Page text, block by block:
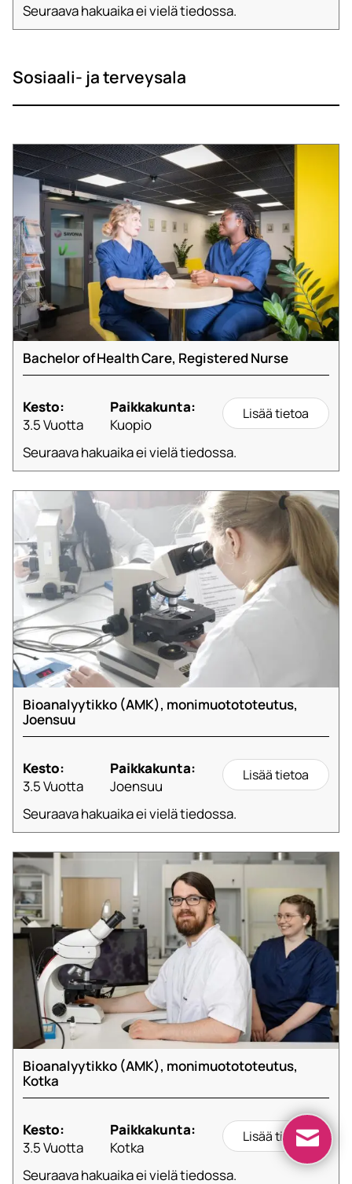
Seuraava hakuaika ei vielä tiedossa.
Sosiaali- ja terveysala
Bachelor of Health Care, Registered Nurse
Kesto:
3.5 Vuotta
Paikkakunta:
Kuopio
Lisää tietoa
Seuraava hakuaika ei vielä tiedossa.
Bioanalyytikko (AMK), monimuotototeutus,
Joensuu
Kesto:
3.5 Vuotta
Paikkakunta:
Joensuu
Lisää tietoa
Seuraava hakuaika ei vielä tiedossa.
Bioanalyytikko (AMK), monimuotototeutus,
Kotka
Kesto:
3.5 Vuotta
Paikkakunta:
Kotka
Lisää tietoa
Seuraava hakuaika ei vielä tiedossa.